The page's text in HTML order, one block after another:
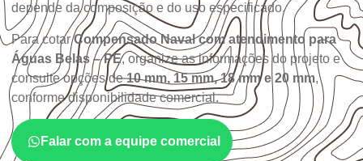
depende da composição e do uso especificado.
Para cotarCompensado Naval com atendimento para
Águas Belas – PE, organize as informações do projeto e
consulte opções de10 mm, 15 mm, 18 mm e 20 mm,
conforme disponibilidade comercial.
Falar com a equipe comercial